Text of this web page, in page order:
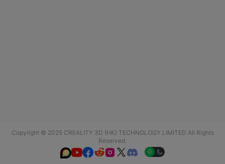
Copyright © 2025 CREALITY 3D (HK) TECHNOLOGY LIMITED All Rights
Reserved.
  